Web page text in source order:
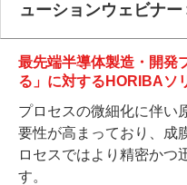
ューションウェビナ
最先端半導体製造・開発
る」に対するHORIBAソ
プロセスの微細化に伴い
要性が高まっており、成
ロセスではより精密かつ
す。